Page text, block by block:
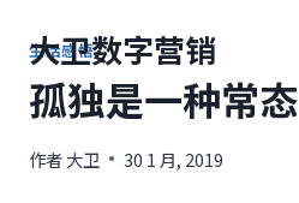
大卫数字营销
生活感悟
孤独是一种常态
作者大卫 30 1 月, 2019